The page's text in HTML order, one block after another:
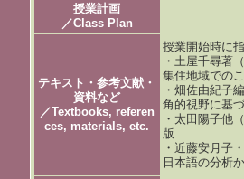
授業計画
／Class Plan
テキスト・参考文献・
資料など
／Textbooks, referen
ces, materials, etc.
授業
・土屋千尋著
集住地域での
・畑佐由紀子
角的視野に
・太田陽子他
版
・近藤安月子
日本語の分析